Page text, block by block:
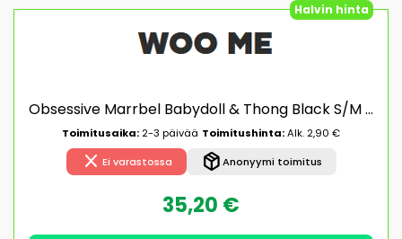
Halvin hinta
Obsessive Marrbel Babydoll & Thong Black S/M Babydoll alusvaatteet
Toimitusaika: 2-3 päivää Toimitushinta:Alk. 2,90 €
close Ei varastossa package_2Anonyymi toimitus
35,20 €